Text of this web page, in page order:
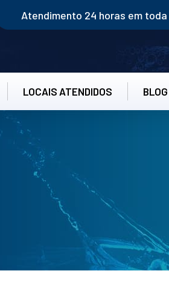
Atendimento 24 horas em toda
LOCAIS ATENDIDOS BLOG